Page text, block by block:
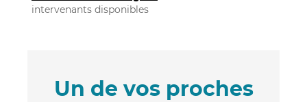
intervenants disponibles
Un de vos proches